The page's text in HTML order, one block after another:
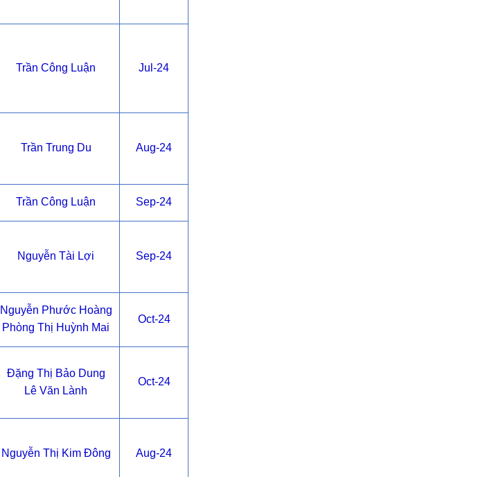
Trần Công Luận Jul-24
Trần Trung Du Aug-24
Trần Công Luận Sep-24
Nguyễn Tài Lợi Sep-24
Nguyễn Phước Hoàng
Phòng Thị Huỳnh Mai
Oct-24
Đặng Thị Bảo Dung
Lê Văn Lành
Oct-24
Nguyễn Thị Kim Đông Aug-24